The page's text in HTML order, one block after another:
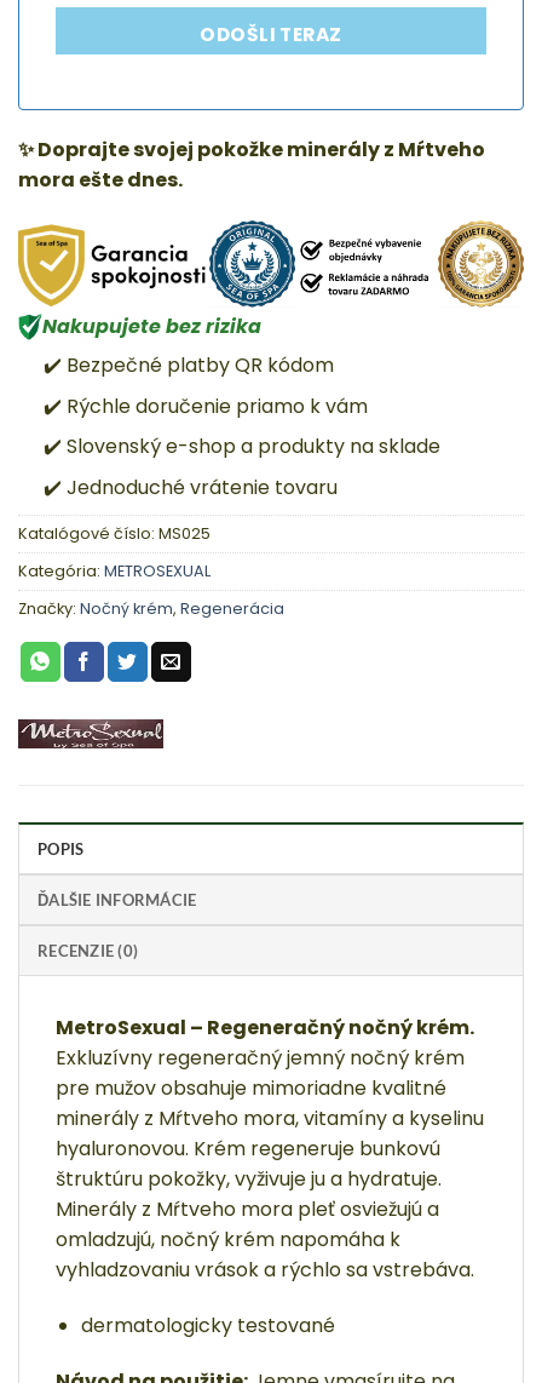
ODOŠLI TERAZ
✨ Doprajte svojej pokožke minerály z Mŕtveho
mora ešte dnes.
Nakupujete bez rizika
✔️ Bezpečné platby QR kódom
✔️ Rýchle doručenie priamo k vám
✔️ Slovenský e-shop a produkty na sklade
✔️ Jednoduché vrátenie tovaru
Katalógové číslo: MS025
Kategória: METROSEXUAL
Značky: Nočný krém, Regenerácia
POPIS
ĎALŠIE INFORMÁCIE
RECENZIE (0)
MetroSexual – Regeneračný nočný krém.
Exkluzívny regeneračný jemný nočný krém
pre mužov obsahuje mimoriadne kvalitné
minerály z Mŕtveho mora, vitamíny a kyselinu
hyaluronovou. Krém regeneruje bunkovú
štruktúru pokožky, vyživuje ju a hydratuje.
Minerály z Mŕtveho mora pleť osviežujú a
omladzujú, nočný krém napomáha k
vyhladzovaniu vrások a rýchlo sa vstrebáva.
dermatologicky testované